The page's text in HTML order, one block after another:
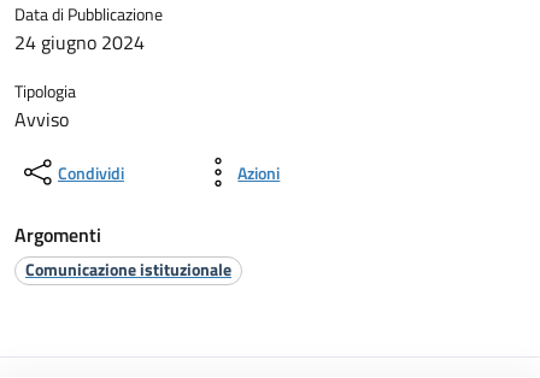
Data di Pubblicazione
24 giugno 2024
Tipologia
Avviso
Condividi Azioni
Argomenti
Comunicazione istituzionale